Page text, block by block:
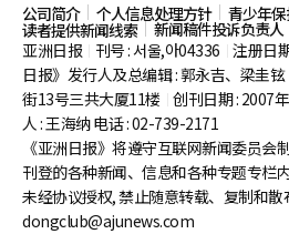
公司简介 个人信息处理方针 青少年
读者提供新闻线索
新闻稿件投诉负责人
亚洲日报
刊号 : 서울,아04336 注册日
日报》发行人及总编辑 : 郭永吉、梁圭铉
街13号三共大厦11楼 创刊日期 : 2007
人 : 王海纳 电话 : 02-739-2171
《亚洲日报》将遵守互联网新闻委员会
刊登的各种新闻、信息和各种专题专栏
未经协议授权, 禁止随意转载、复制和散
dongclub@ajunews.com